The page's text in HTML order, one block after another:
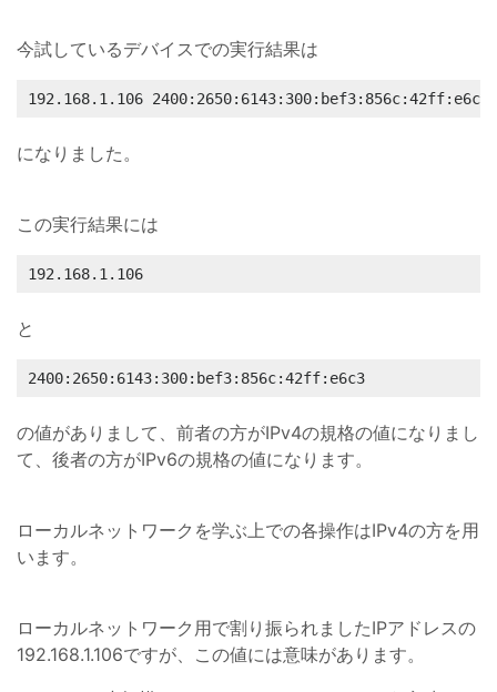
今試しているデバイスでの実行結果は
192.168.1.106 2400:2650:6143:300:bef3:856c:42ff:e6c3
になりました。
この実行結果には
192.168.1.106
と
2400:2650:6143:300:bef3:856c:42ff:e6c3
の値がありまして、前者の方がIPv4の規格の値になりまし
て、後者の方がIPv6の規格の値になります。
ローカルネットワークを学ぶ上での各操作はIPv4の方を用
います。
ローカルネットワーク用で割り振られましたIPアドレスの
192.168.1.106ですが、この値には意味があります。